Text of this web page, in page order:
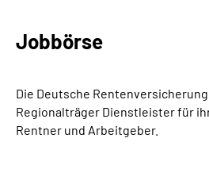
Beratung und Kontakt
Klinikverbund
Jobbörse
Die Deutsche
Regionalträger Dienstleister für
Rentner und Arbeitgeber.